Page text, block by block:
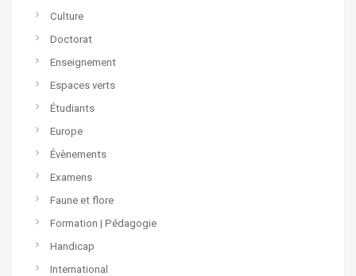
Culture
Doctorat
Enseignement
Espaces verts
Étudiants
Europe
Évènements
Examens
Faune et flore
Formation | Pédagogie
Handicap
International